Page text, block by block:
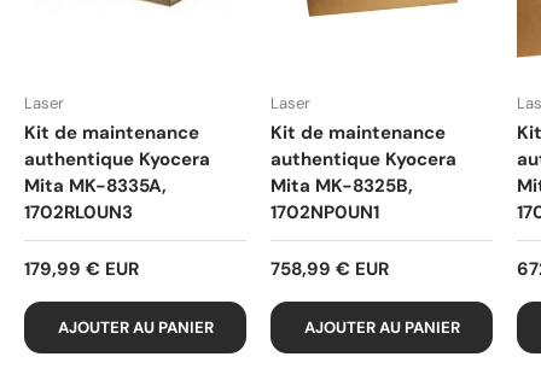
Laser
Kit de maintenance
authentique Kyocera
Mita MK-8335A,
1702RL0UN3
179,99 € EUR
AJOUTER AU PANIER
Laser
Kit de maintenance
authentique Kyocera
Mita MK-8325B,
1702NP0UN1
758,99 € EUR
AJOUTER AU PANIER